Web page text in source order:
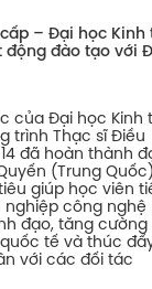
– Đại học Kinh
động đào tạo với
của Đại học Kinh
trình Thạc sĩ Điều
đã hoàn thành
(Trung
giúp học viên
công nghệ
đạo, tăng cường
tế và thúc
với các đối tác